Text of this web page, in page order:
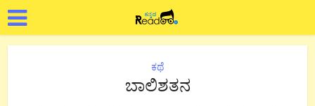
ಕಥೆ
ಬಾಲಿಶತನ